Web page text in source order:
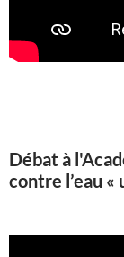
Débat à
contre l’eau «